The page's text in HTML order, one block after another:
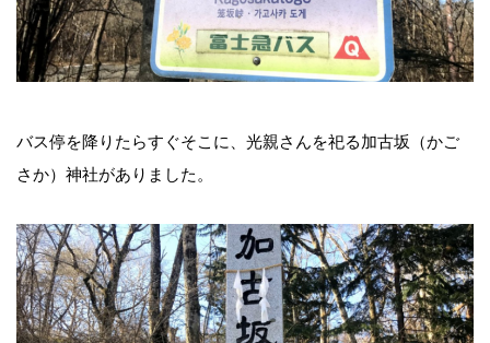
バス停を降りたらすぐそこに、光親さんを祀る加古坂（かご
さか）神社がありました。